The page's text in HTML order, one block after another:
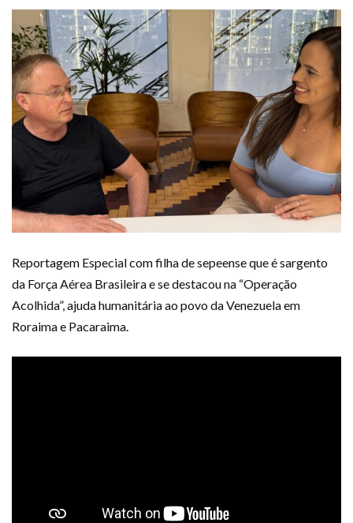
Reportagem Especial com filha de sepeense que é sargento
da Força Aérea Brasileira e se destacou na “Operação
Acolhida”, ajuda humanitária ao povo da Venezuela em
Roraima e Pacaraima.